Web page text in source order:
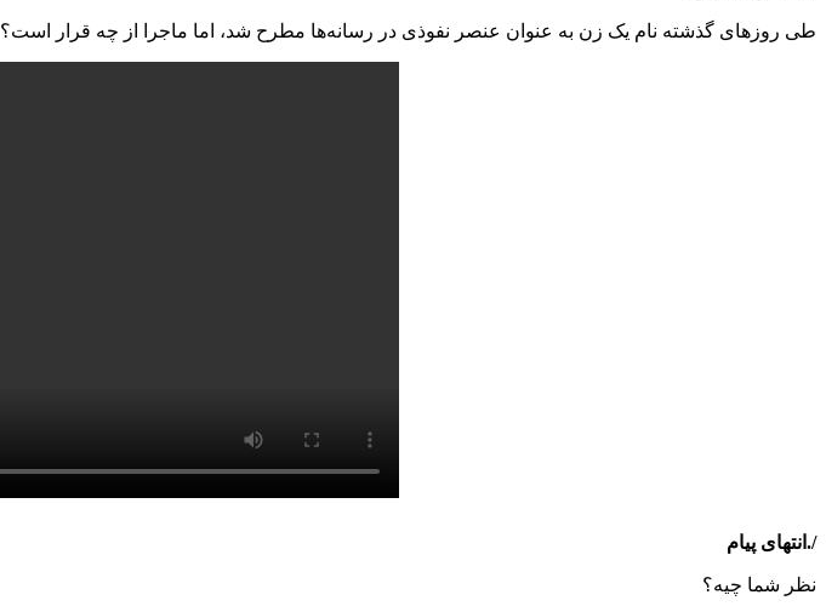
طی روزهای گذشته نام یک زن به عنوان عنصر نفوذی در رسانه‌ها مطرح شد، اما ماجرا از چه قرار است؟
/.انتهای پیام
نظر شما چیه؟